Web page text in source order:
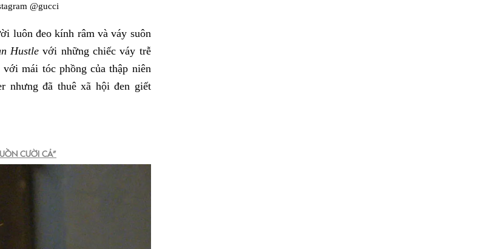
@gucci
luôn đeo kính râm và váy suôn
Hustlevới những chiếc váy trễ
với mái tóc phồng của thập niên
nhưng đã thuê xã hội đen giết
CƯỜI CẢ”